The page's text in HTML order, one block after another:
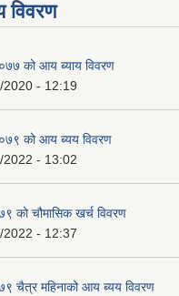
विवरण
को आय ब्याय विवरण
2020 - 12:19
को आय ब्यय विवरण
2022 - 13:02
को चौमासिक खर्च विवरण
2022 - 12:37
चैत्र महिनाको आय ब्यय विवरण